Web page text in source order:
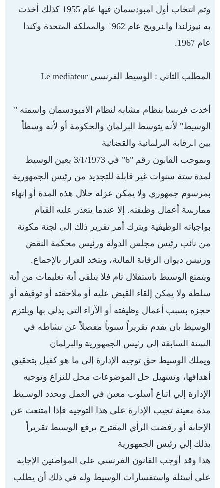
وتم انتخاب أول امبودسمان فيها عام 1955 كذلك أخذت
به نيوزلندا والنرويج عام 1962 والمملكة المتحدة وكندا
عام 1967.
المطلب الثاني : الوسيط الفرنسي Le mediateur
أخذت فرنسا بنظام مشابه لنظام الامبودسمان واسمته "
الوسيط" لأنه يتوسط البرلمان والحكومة أو لأنه وسطاً
بين الرقابة البرلمانية والقضائية
وبموجب القانون رقم "6" في 3/1/1973 يعين الوسيط
لمدة ستة سنوات غير قابلة للتجديد من رئيس الجمهورية
بمرسوم جمهوري ولا يمكن عزله خلال هذه المدة أو إنهاء
ممارسة أعمال وظيفته. إلا عندما يتعذر عليه القيام
بواجباته الوظيفية ويترك أمر تقرير ذلك إلي لجنة مكونة
من نائب رئيس مجلس الدولة ورئيس محكمة النقض
ورئيس ديوان الرقابة المالية، ويتخذ القرار بالإجماع.
ويتمتع الوسيط باستقلال تام فلا يتلقى أية تعليمات من أية
سلطة ولا يمكن إلقاء القبض عليه أو ملاحقته أو توقيفه أو
حجزه بسبب أعمال وظيفته أو الآراء التي يدلي بها ويلتزم
الوسيط بان يقدم تقريراً سنوياً مفصلاً عن نشاطه في
السنة السابقة إلي رئيس الجمهورية والبرلمان
ويملك الوسيط حق توجيه الإدارة إلي ما هو كفيل بتحقيق
أهدافها، وتسهيل حل الموضوعات محل للنزاع وتوجيه
الإدارة إلي اتباع أسلوب معين في العمل ويحدد الوسـيط
مدة معينة تجيب الإدارة على هذا التوجيه فإذا امتنعت عن
الإجابة أو رفضت الرأي المقترح برفع الوسيط تقريراً
بذلك إلي رئيس الجمهورية
هذا وقد أوجب القانون الفرنسي على المواطنين الإجابة
على أسئلة واستفسارات الوسيط وله في ذلك أن يطلب